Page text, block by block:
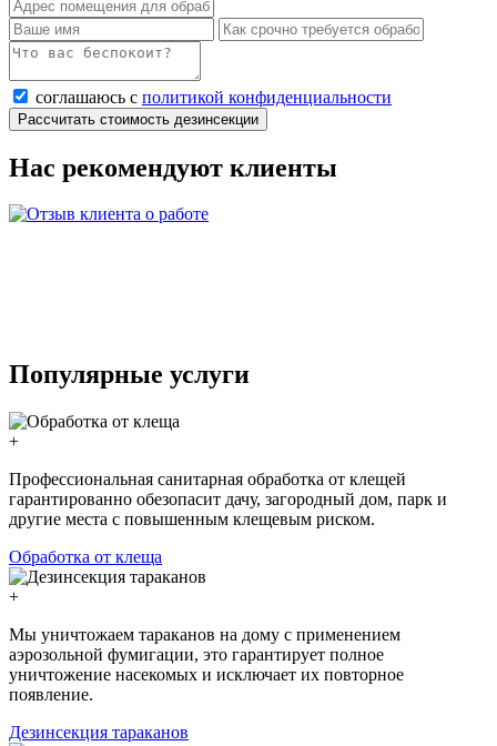
соглашаюсь с политикой конфиденциальности
Рассчитать стоимость дезинсекции
Нас рекомендуют клиенты
Популярные услуги
+
Профессиональная санитарная обработка от клещей
гарантированно обезопасит дачу, загородный дом, парк и
другие места с повышенным клещевым риском.
Обработка от клеща
+
Мы уничтожаем тараканов на дому с применением
аэрозольной фумигации, это гарантирует полное
уничтожение насекомых и исключает их повторное
появление.
Дезинсекция тараканов